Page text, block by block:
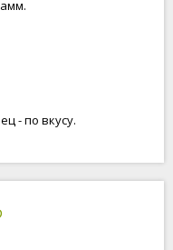
- по вкусу.